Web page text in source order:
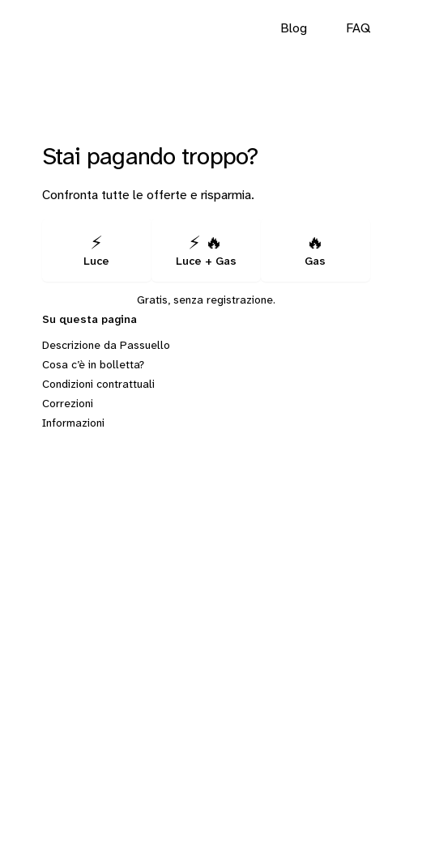
Blog FAQ
Stai pagando troppo?
Confronta tutte le offerte e risparmia.
⚡
Luce
⚡ 🔥
Luce + Gas
🔥
Gas
Gratis, senza registrazione.
Su questa pagina
Descrizione da Passuello
Cosa c’è in bolletta?
Condizioni contrattuali
Correzioni
Informazioni